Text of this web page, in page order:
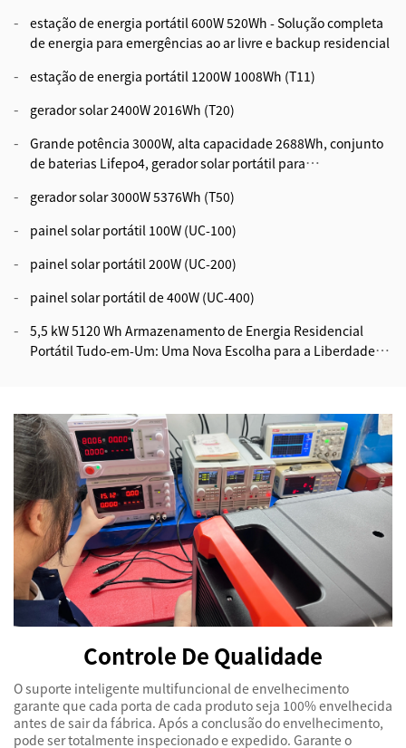
estação de energia portátil 600W 520Wh - Solução completa
de energia para emergências ao ar livre e backup residencial
estação de energia portátil 1200W 1008Wh (T11)
gerador solar 2400W 2016Wh (T20)
Grande potência 3000W, alta capacidade 2688Wh, conjunto
de baterias Lifepo4, gerador solar portátil para
múltiplas portas de saída, peça única sem necessidade de
instalação
gerador solar 3000W 5376Wh (T50)
painel solar portátil 100W (UC-100)
painel solar portátil 200W (UC-200)
painel solar portátil de 400W (UC-400)
5,5 kW 5120 Wh Armazenamento de Energia Residencial
Portátil Tudo-em-Um: Uma Nova Escolha para a Liberdade
Controle De Qualidade
O suporte inteligente multifuncional de envelhecimento
garante que cada porta de cada produto seja 100% envelhecida
antes de sair da fábrica. Após a conclusão do envelhecimento,
pode ser totalmente inspecionado e expedido. Garante o